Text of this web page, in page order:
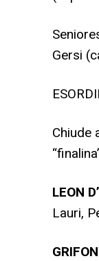
Gersi
Chiude
LEON
Lauri,